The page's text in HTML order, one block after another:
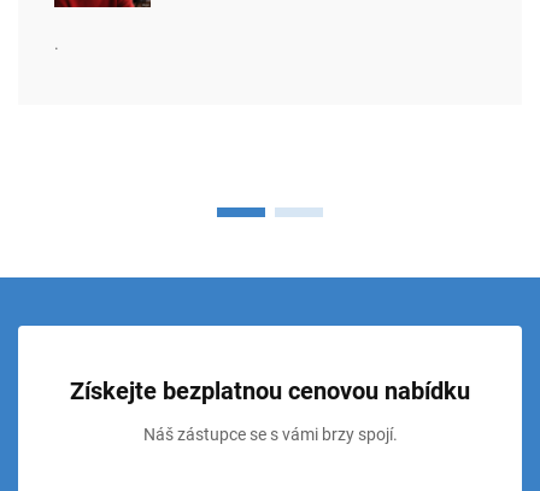
.
Získejte bezplatnou cenovou nabídku
Náš zástupce se s vámi brzy spojí.